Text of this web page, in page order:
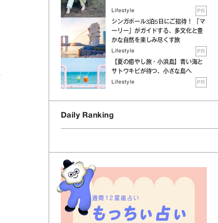
Lifestyle PR
シンガポール3泊5日にご招待！ 「マ
ーリー」がガイドする、多文化と豊
かな自然を楽しみ尽くす旅
Lifestyle PR
【夏の癒やし旅・小浜島】青い海と
サトウキビが待つ、小さな島へ
Lifestyle PR
Daily Ranking
週間12星座占い